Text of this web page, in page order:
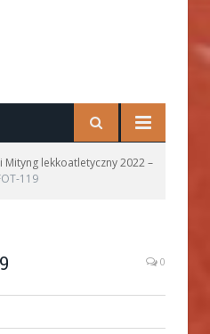
Mityng lekkoatletyczny 2022 –
119
0